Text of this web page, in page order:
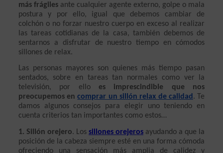
más frágiles ante cualquier agente externo, golpe o mala
postura y por ello, igual que debemos cambiar de
colchón o no forzar nuestro cuerpo en exceso al realizar
las tareas cotidianas de la casa, también debemos de
sentarnos a disfrutar de nuestro tiempo en cómodos
sillones de relax.
Las personas mayores son quienes más tiempo pasan
sentados, sobre en tareas tan normales como ver la
televisión, por ello es imprescindible que nos
preocupemos en comprar un sillón relax de calidad. Te
damos algunos consejos para elegir uno teniendo en
cuenta criterios tan importantes como estos…
1. Sillón orejero. Los sillones orejeros ayudando a que la
posición de la cabeza siempre esté en una forma cómoda
ofreciendo una sensación más amplia de calidez y